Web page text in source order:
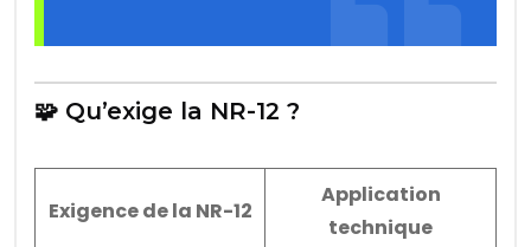
🧩 Qu’exige la NR-12 ?
Exigence de la NR-12
Application
technique